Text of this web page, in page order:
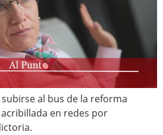
al bus de la reforma
en redes por